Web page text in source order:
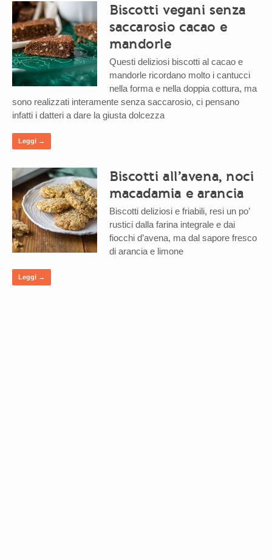
Biscotti vegani senza
saccarosio cacao e
mandorle
Questi deliziosi biscotti al cacao e
mandorle ricordano molto i cantucci
nella forma e nella doppia cottura, ma
sono realizzati interamente senza saccarosio, ci pensano
infatti i datteri a dare la giusta dolcezza
Leggi →
Biscotti all’avena, noci
macadamia e arancia
Biscotti deliziosi e friabili, resi un po’
rustici dalla farina integrale e dai
fiocchi d’avena, ma dal sapore fresco
di arancia e limone
Leggi →